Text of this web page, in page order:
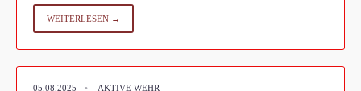
WEITERLESEN →
05.08.2025 • AKTIVE WEHR